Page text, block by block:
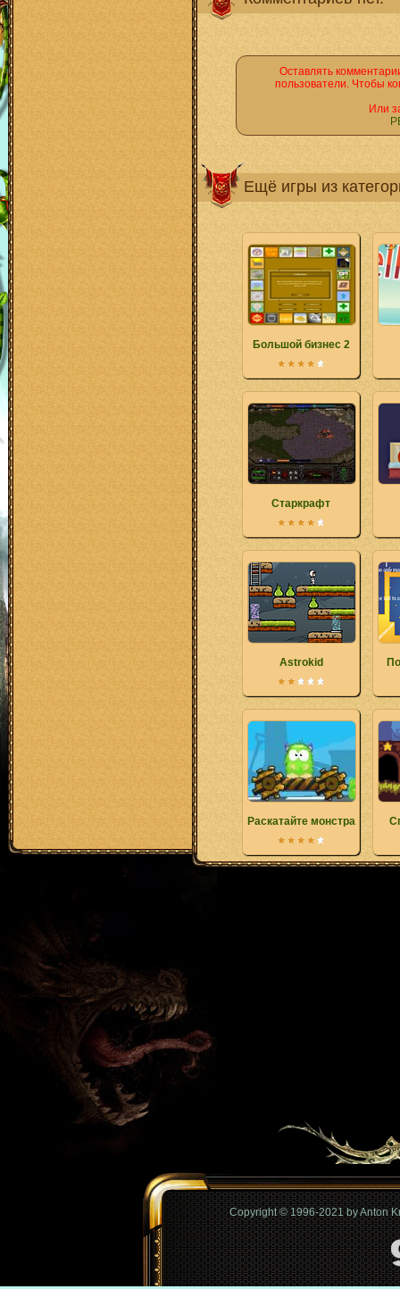
Оставлять
пользователи. Чтобы
Или
Ещё игры из
Большой бизнес 2
Старкрафт
Astrokid
Раскатайте монстра
Copyright © 1996-2021 by Anton